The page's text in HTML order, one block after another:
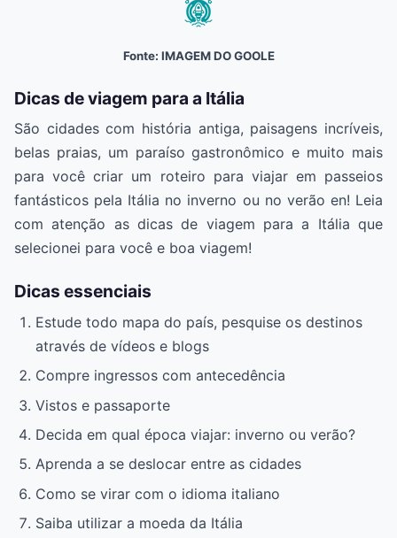
Fonte: IMAGEM DO GOOLE
Dicas de viagem para a Itália
São cidades com história antiga, paisagens incríveis,
belas praias, um paraíso gastronômico e muito mais
para você criar um roteiro para viajar em passeios
fantásticos pela Itália no inverno ou no verão en! Leia
com atenção as dicas de viagem para a Itália que
selecionei para você e boa viagem!
Dicas essenciais
Estude todo mapa do país, pesquise os destinos
através de vídeos e blogs
Compre ingressos com antecedência
Vistos e passaporte
Decida em qual época viajar: inverno ou verão?
Aprenda a se deslocar entre as cidades
Como se virar com o idioma italiano
Saiba utilizar a moeda da Itália